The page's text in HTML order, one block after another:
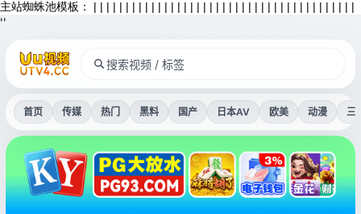
主站蜘蛛池模板： | | | | | | | | | | | | | | | | | | | | | | | | | | | | | | | | | | | | | | | | |